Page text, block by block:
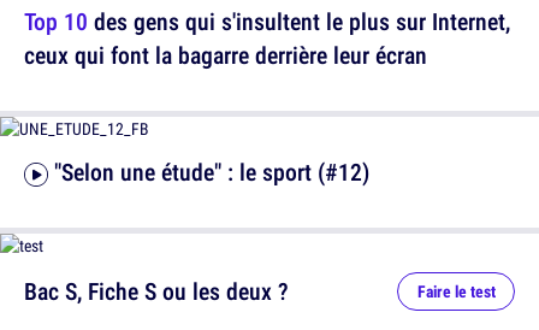
"Selon une étude" : le sport (#12)
Top 10 des gens qui s'insultent le plus sur Internet,
ceux qui font la bagarre derrière leur écran
Bac S, Fiche S ou les deux ? Faire le test